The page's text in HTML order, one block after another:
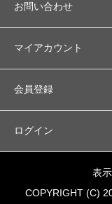
お問い合わせ
マイアカウント
会員登録
ログイン
表
COPYRIGHT (C)